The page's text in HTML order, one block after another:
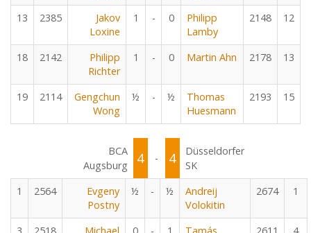
13 2385
Jakov
Loxine
1 - 0
Philipp
Lamby
2148 12
18 2142
Philipp
Richter
1 - 0 Martin Ahn 2178 13
19 2114
Gengchun
Wong
½ - ½
Thomas
Huesmann
2193 15
BCA
Augsburg
4 - 4
Düsseldorfer
SK
1
2564
Evgeny
Postny
½ - ½
Andreij
Volokitin
2674 1